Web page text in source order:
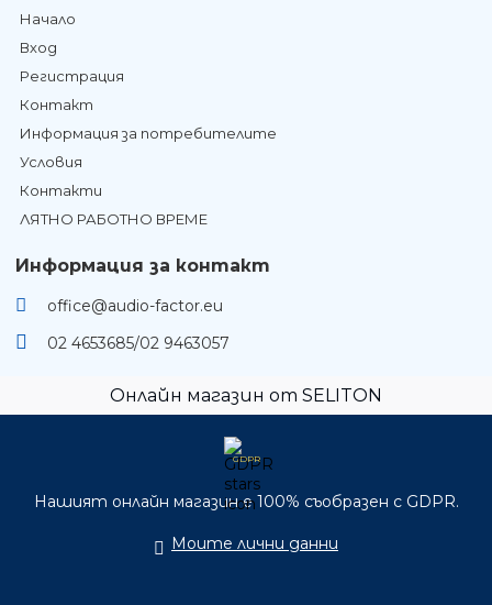
Начало
Вход
Регистрация
Контакт
Информация за потребителите
Условия
Контакти
ЛЯТНО РАБОТНО ВРЕМЕ
Информация за контакт
office@audio-factor.eu
02 4653685/02 9463057
Онлайн магазин от SELITON
GDPR
Нашият онлайн магазин е 100% съобразен с GDPR.
Моите лични данни